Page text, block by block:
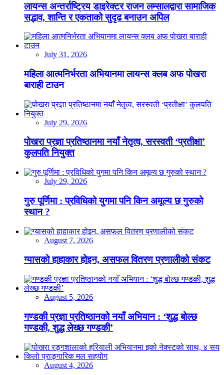
लायन्स अन्तर्राष्ट्रिय डाइरेक्टर राजन लम्सालद्वारा सामाजिक
सद्भाव, शान्ति र एकताको सुदृढ बनाउन अपिल
July 31, 2026
महिला आत्मनिर्भरता अभियानमा लायन्स क्लब अफ पोखरा
बाराही टाउन
July 29, 2026
पोखरा प्रज्ञा प्रतिष्ठानमा नयाँ नेतृत्व, सरस्वती ‘प्रतीक्षा’
कुलपति नियुक्त
July 29, 2026
गुरु पूर्णिमा : प्रविधिको युगमा पनि किन अमूल्य छ गुरुको
स्थान ?
August 7, 2026
ग्यासको हाहाकार होइन, असफल वितरण प्रणालीको संकट
August 5, 2026
गण्डकी प्रज्ञा प्रतिष्ठानको नयाँ अभियान : ‘शुद्ध बोल्छ
गण्डकी, शुद्ध लेख्छ गण्डकी’
August 4, 2026